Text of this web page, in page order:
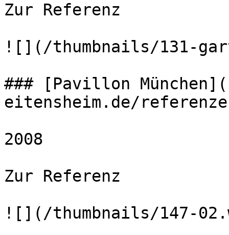
Zur Referenz
![](/thumbnails/131-
### [Pavillon
eitensheim.de/
2008
Zur Referenz
![](/thumbnails/147-